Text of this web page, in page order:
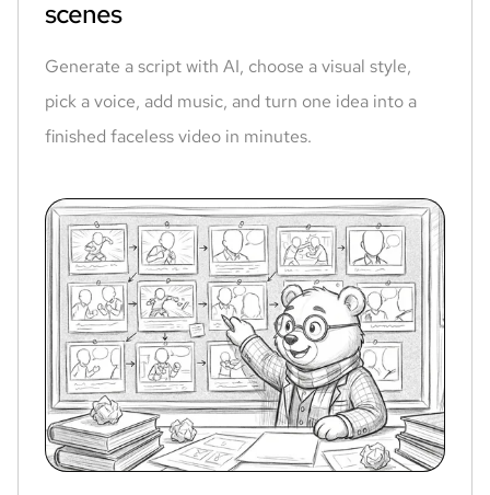
scenes
Generate a script with AI, choose a visual style,
pick a voice, add music, and turn one idea into a
finished faceless video in minutes.